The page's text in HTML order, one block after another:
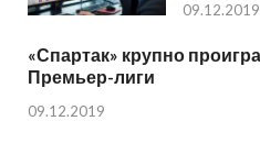
09.12.2019
«Спартак» крупно
Премьер-лиги
09.12.2019